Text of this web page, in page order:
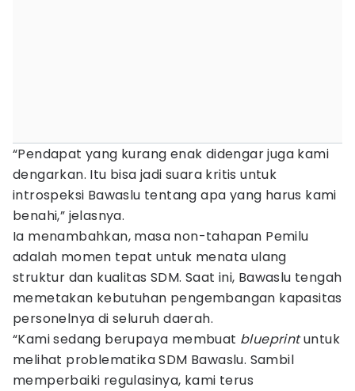
“Pendapat yang kurang enak didengar juga kami
dengarkan. Itu bisa jadi suara kritis untuk
introspeksi Bawaslu tentang apa yang harus kami
benahi,” jelasnya.
Ia menambahkan, masa non-tahapan Pemilu
adalah momen tepat untuk menata ulang
struktur dan kualitas SDM. Saat ini, Bawaslu tengah
memetakan kebutuhan pengembangan kapasitas
personelnya di seluruh daerah.
“Kami sedang berupaya membuat blueprintuntuk
melihat problematika SDM Bawaslu. Sambil
memperbaiki regulasinya, kami terus